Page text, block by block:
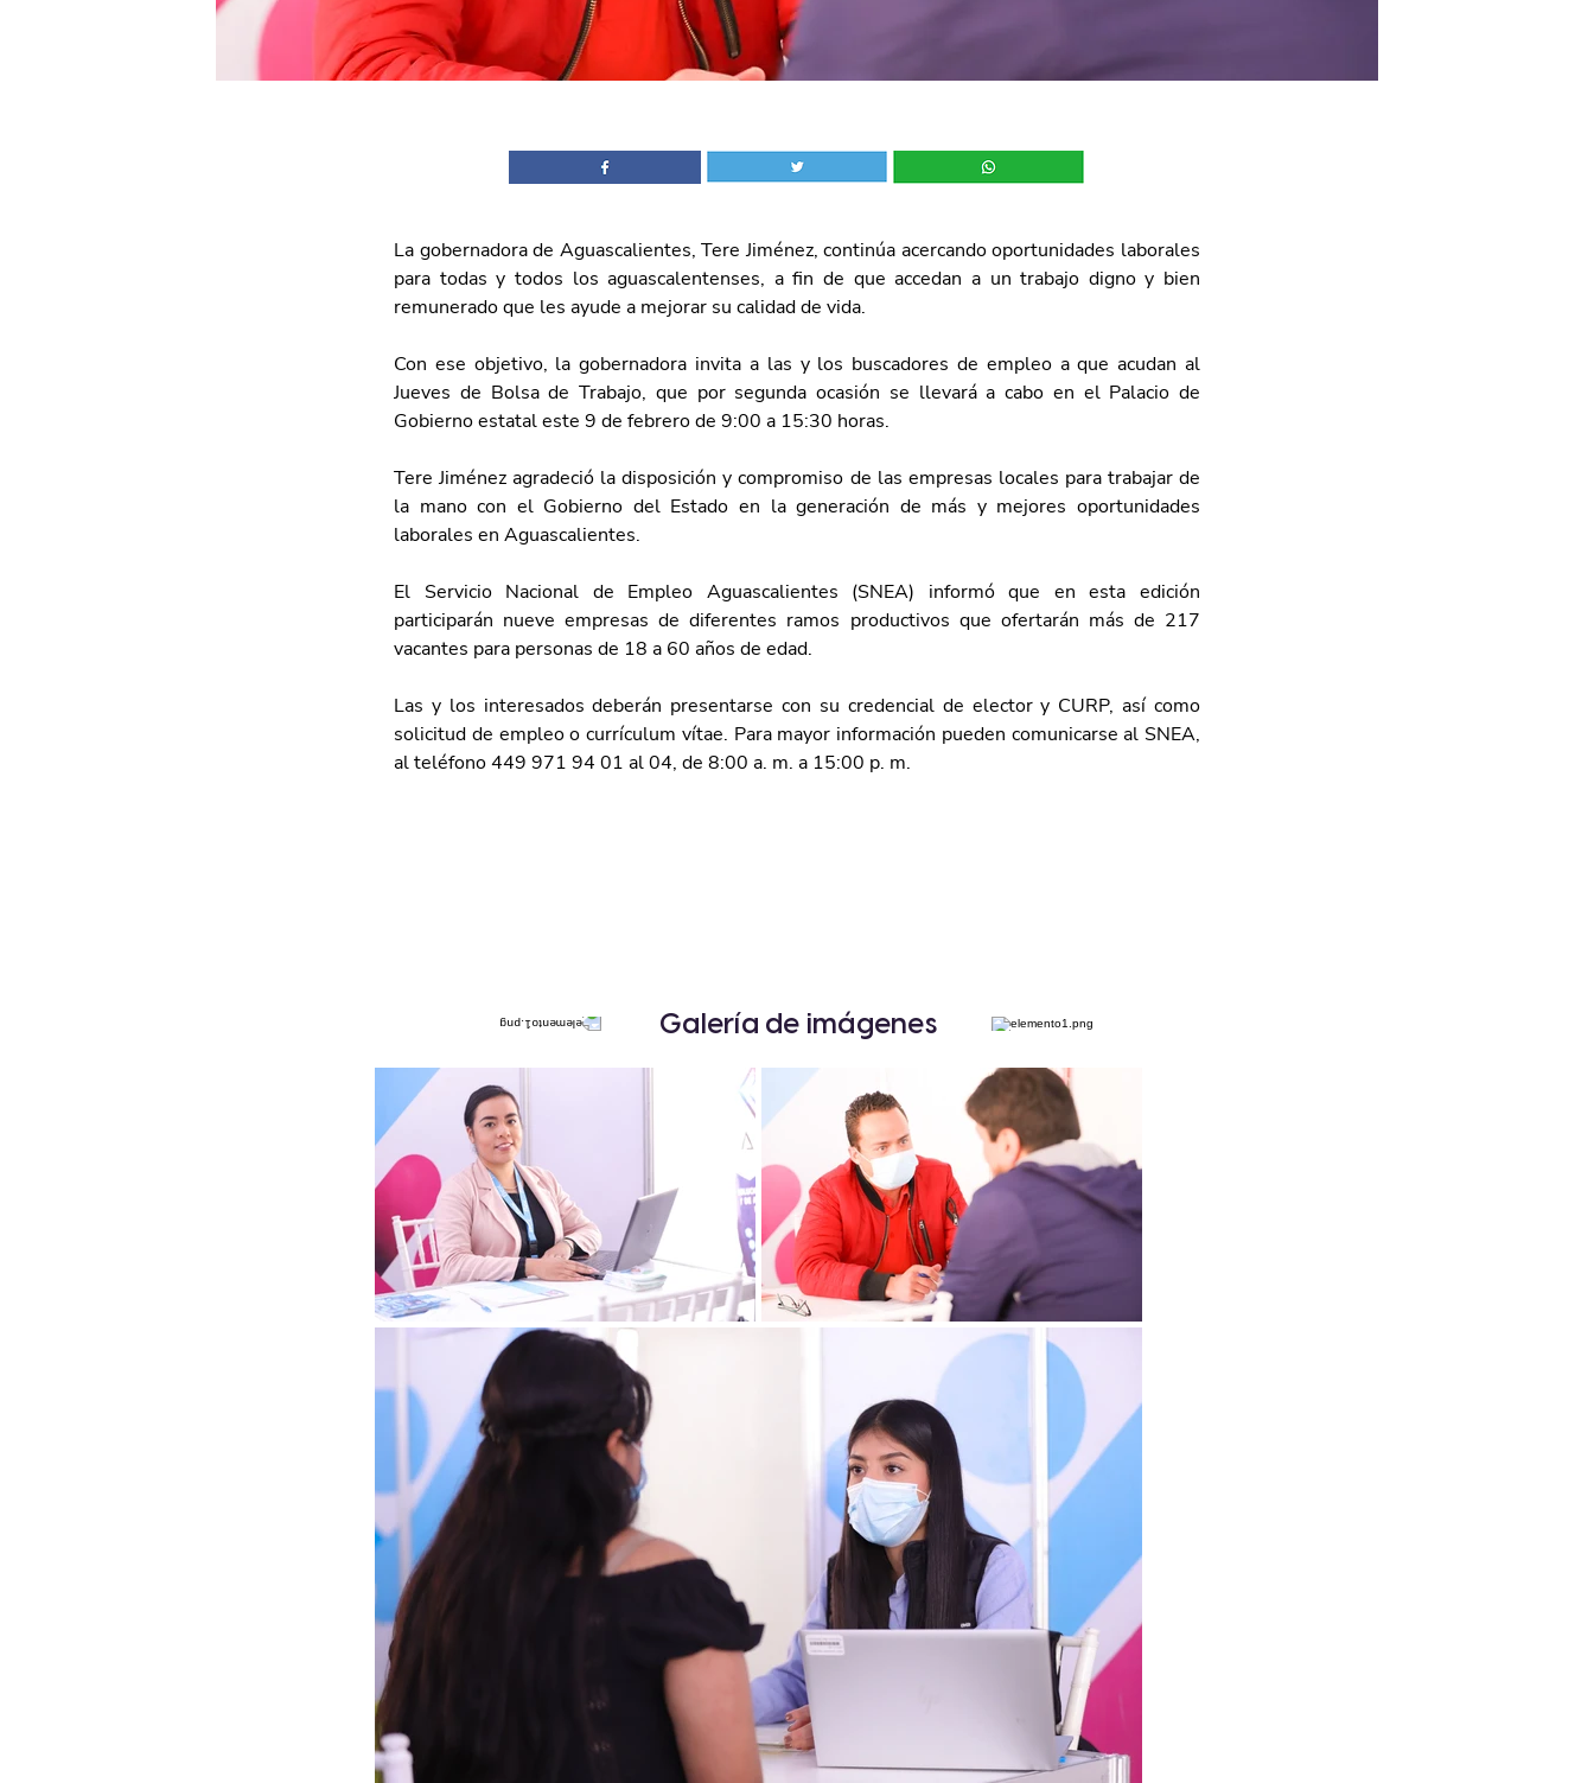
La gobernadora de Aguascalientes, Tere Jiménez, continúa acercando oportunidades laborales
para todas y todos los aguascalentenses, a fin de que accedan a un trabajo digno y bien
remunerado que les ayude a mejorar su calidad de vida.
Con ese objetivo, la gobernadora invita a las y los buscadores de empleo a que acudan al
Jueves de Bolsa de Trabajo, que por segunda ocasión se llevará a cabo en el Palacio de
Gobierno estatal este 9 de febrero de 9:00 a 15:30 horas.
Tere Jiménez agradeció la disposición y compromiso de las empresas locales para trabajar de
la mano con el Gobierno del Estado en la generación de más y mejores oportunidades
laborales en Aguascalientes.
El Servicio Nacional de Empleo Aguascalientes (SNEA) informó que en esta edición
participarán nueve empresas de diferentes ramos productivos que ofertarán más de 217
vacantes para personas de 18 a 60 años de edad.
Las y los interesados deberán presentarse con su credencial de elector y CURP, así como
solicitud de empleo o currículum vítae. Para mayor información pueden comunicarse al SNEA,
al teléfono 449 971 94 01 al 04, de 8:00 a. m. a 15:00 p. m.
Galería de imágenes